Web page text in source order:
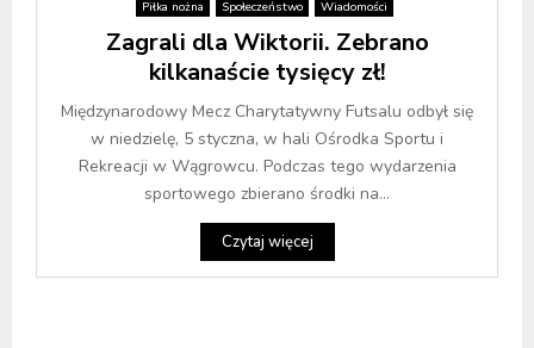
Piłka nożna Społeczeństwo Wiadomości
Zagrali dla Wiktorii. Zebrano
kilkanaście tysięcy zł!
Międzynarodowy Mecz Charytatywny Futsalu odbył się
w niedzielę, 5 styczna, w hali Ośrodka Sportu i
Rekreacji w Wągrowcu. Podczas tego wydarzenia
sportowego zbierano środki na...
Czytaj więcej